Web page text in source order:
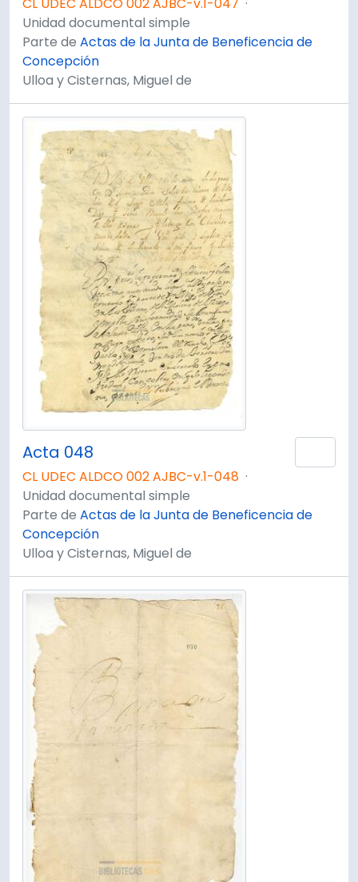
Unidad documental simple
Parte de Actas de la Junta de Beneficencia de
Concepción
Ulloa y Cisternas, Miguel de
Acta 048
CL UDEC ALDCO 002 AJBC-v.1-048 ·
Unidad documental simple
Parte de Actas de la Junta de Beneficencia de
Concepción
Ulloa y Cisternas, Miguel de